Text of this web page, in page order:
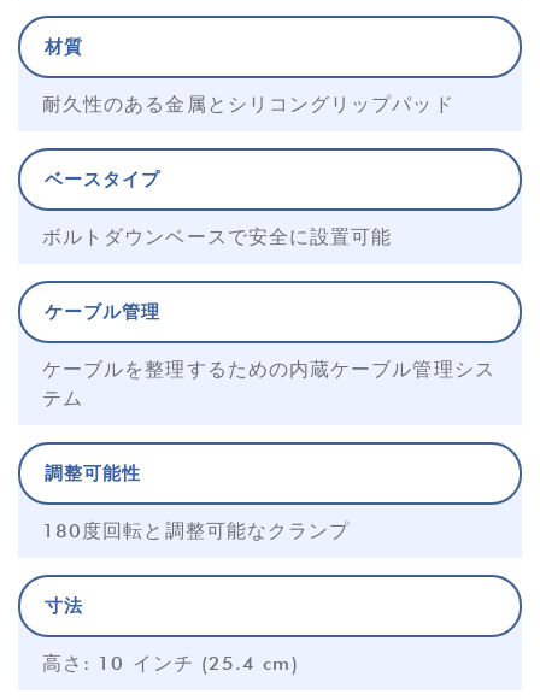
材質
耐久性のある金属とシリコングリップパッド
ベースタイプ
ボルトダウンベースで安全に設置可能
ケーブル管理
ケーブルを整理するための内蔵ケーブル管理シス
テム
調整可能性
180度回転と調整可能なクランプ
寸法
高さ: 10 インチ (25.4 cm)